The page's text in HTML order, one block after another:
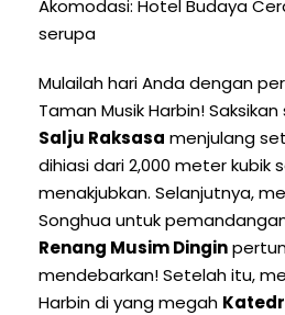
Akomodasi: Hotel Budaya
serupa
Mulailah hari Anda dengan
Taman Musik Harbin!
Salju Raksasa menjulang
dihiasi dari 2,000 meter kubik
menakjubkan. Selanjutnya,
Songhua untuk
Renang Musim Dingin
mendebarkan! Setelah itu,
Harbin di yang megah